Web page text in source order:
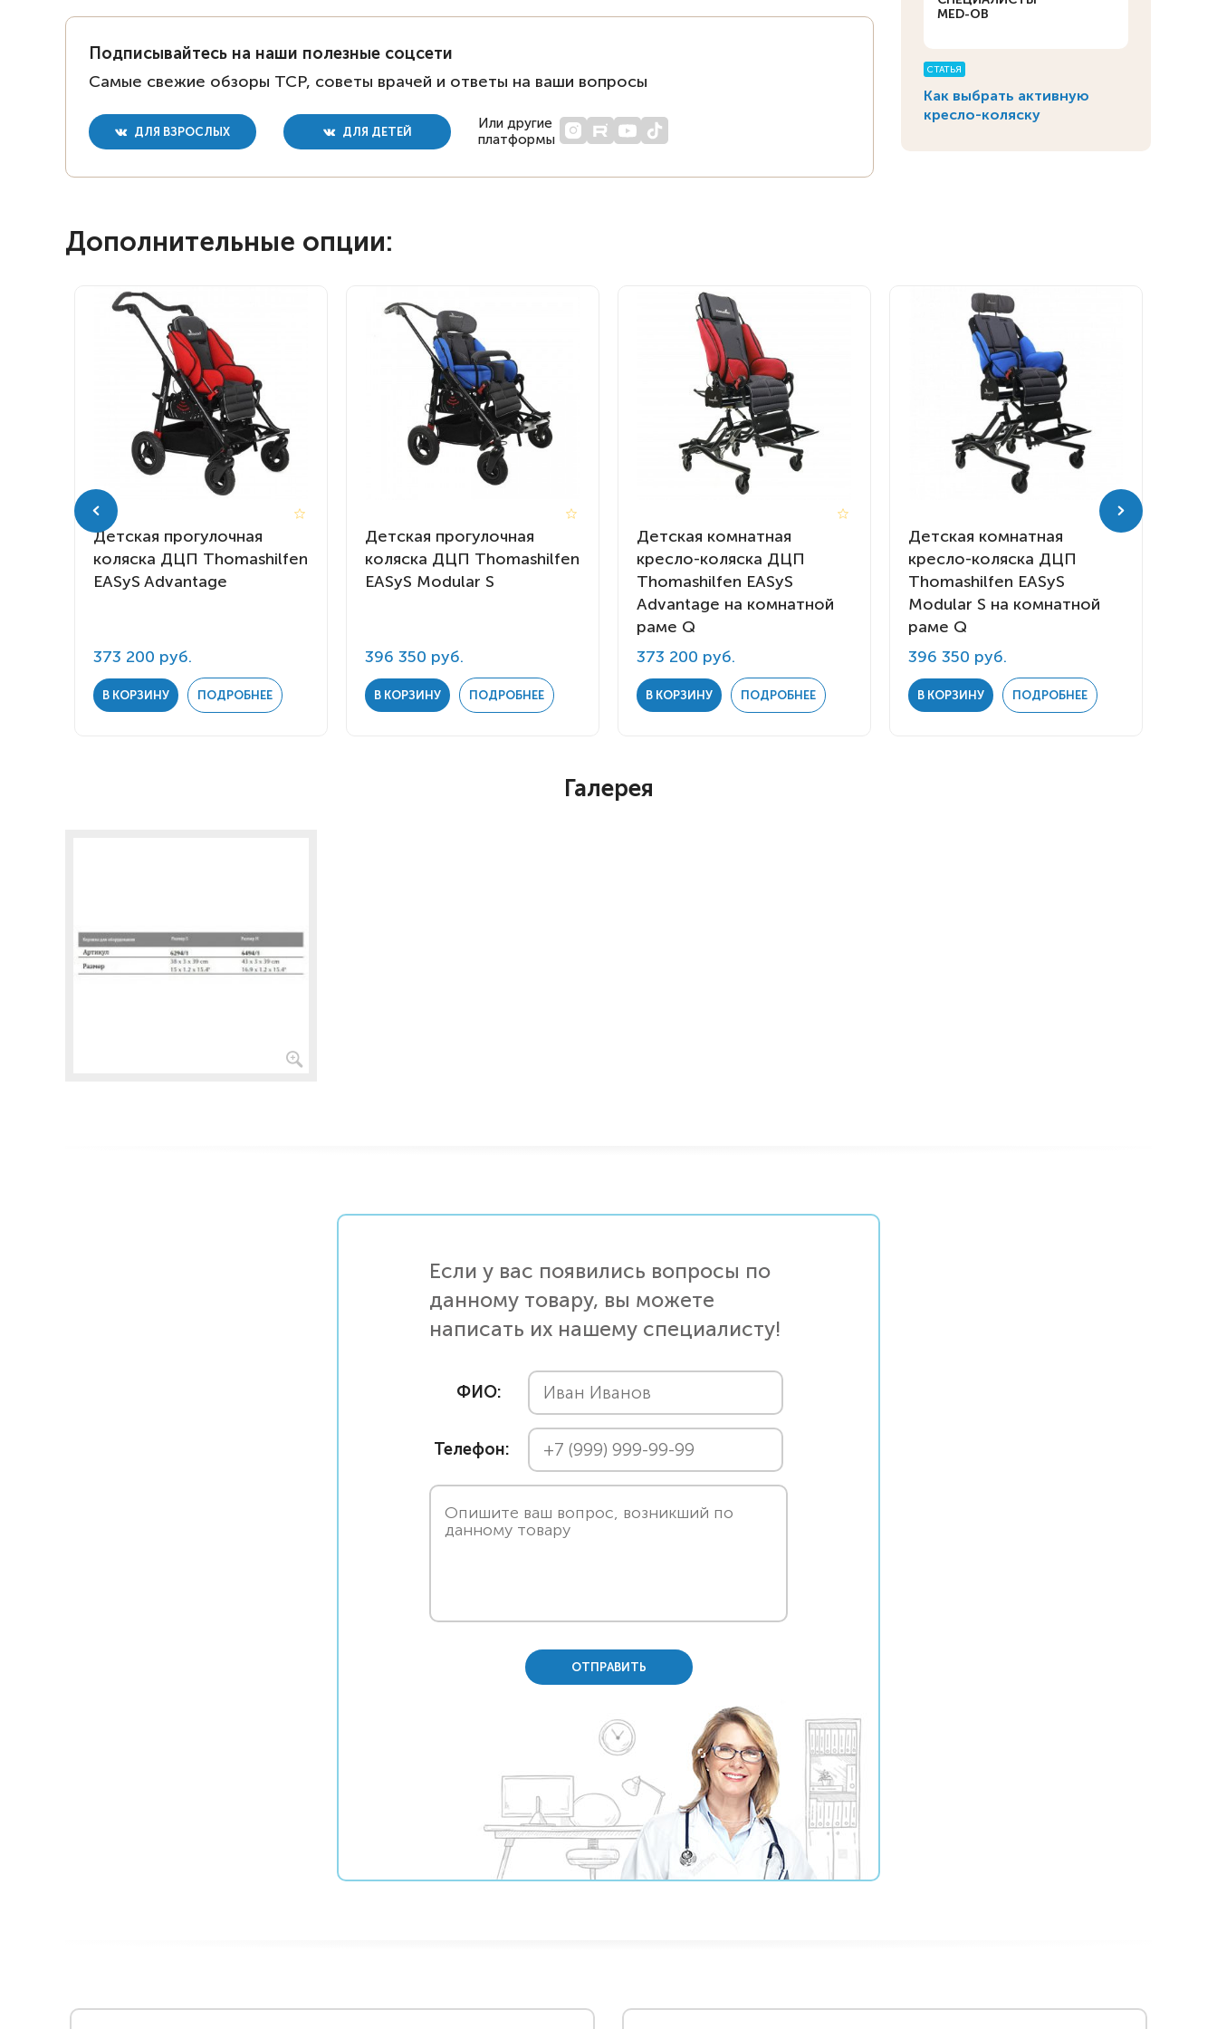
MED-OB
СТАТЬЯ
Как выбрать активную
кресло-коляску
Подписывайтесь на наши полезные соцсети
Самые свежие обзоры ТСР, советы врачей и ответы на ваши вопросы
ДЛЯ ВЗРОСЛЫХ ДЛЯ ДЕТЕЙ
Или другие
платформы
Дополнительные опции:
Детская прогулочная
коляска ДЦП Thomashilfen
EASyS Advantage
373 200 руб.
В КОРЗИНУ ПОДРОБНЕЕ
Детская прогулочная
коляска ДЦП Thomashilfen
EASyS Modular S
396 350 руб.
В КОРЗИНУ ПОДРОБНЕЕ
Детская комнатная
кресло-коляска ДЦП
Thomashilfen EASyS
Advantage на комнатной
раме Q
373 200 руб.
В КОРЗИНУ ПОДРОБНЕЕ
Детская комнатная
кресло-коляска ДЦП
Thomashilfen EASyS
Modular S на комнатной
раме Q
396 350 руб.
В КОРЗИНУ ПОДРОБНЕЕ
Галерея
Если у вас появились вопросы по
данному товару, вы можете
написать их нашему специалисту!
ФИО:
Телефон:
ОТПРАВИТЬ